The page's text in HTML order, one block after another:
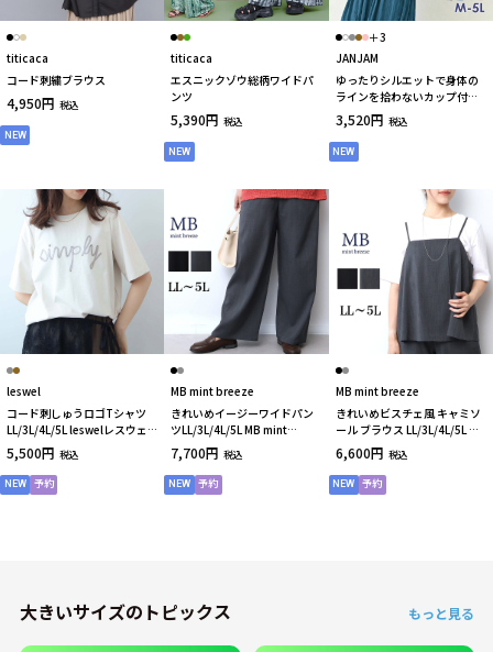
titicaca
コード刺繍ブラウス
4,950円 税込
NEW
titicaca
エスニックゾウ総柄ワイドパ
ンツ
5,390円 税込
NEW
＋3
JANJAM
ゆったりシルエットで身体の
ラインを拾わないカップ付き
半袖Ｔシャツ 大きいサイズ
下着
3,520円 税込
NEW
leswel
コード刺しゅうロゴTシャツ
LL/3L/4L/5L leswelレスウェ
ル
5,500円 税込
NEW 予約
MB mint breeze
きれいめイージーワイドパン
ツLL/3L/4L/5L MB mint
breezeミントブリーズ
7,700円 税込
NEW 予約
MB mint breeze
きれいめビスチェ風 キャミソ
ール ブラウス LL/3L/4L/5L MB
mint breezeミントブリーズ
6,600円 税込
NEW 予約
大きいサイズのトピックス もっと見る